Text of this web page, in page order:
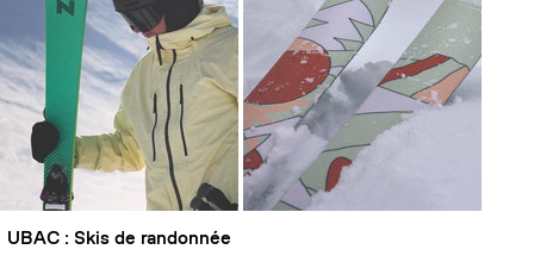
UBAC : Skis de randonnée